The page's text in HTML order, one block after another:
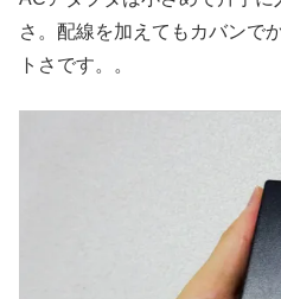
さ。配線を加えてもカバンで
トさです。。